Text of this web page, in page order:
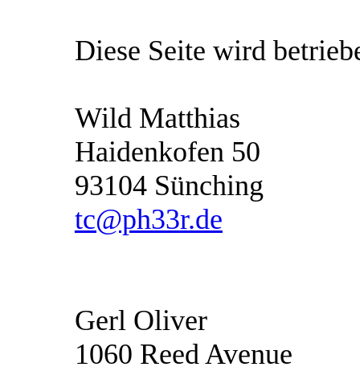
Diese Seite wird
Wild Matthias
Haidenkofen 50
93104 Sünching
tc@ph33r.de
Gerl Oliver
1060 Reed Avenue